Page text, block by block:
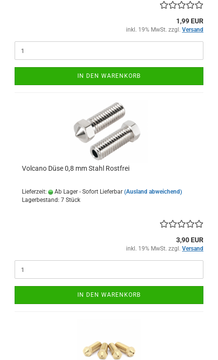
1,99 EUR
inkl. 19% MwSt. zzgl. Versand
IN DEN WARENKORB
Volcano Düse 0,8 mm Stahl Rostfrei
Lieferzeit: Ab Lager - Sofort Lieferbar (Ausland abweichend)
Lagerbestand: 7 Stück
3,90 EUR
inkl. 19% MwSt. zzgl. Versand
IN DEN WARENKORB